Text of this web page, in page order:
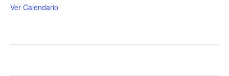
Ver Calendario